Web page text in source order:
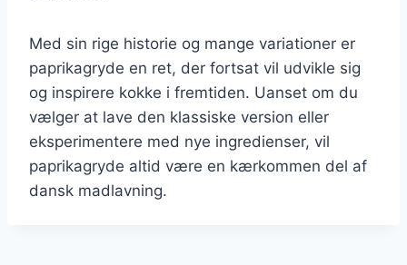
Med sin rige historie og mange variationer er
paprikagryde en ret, der fortsat vil udvikle sig
og inspirere kokke i fremtiden. Uanset om du
vælger at lave den klassiske version eller
eksperimentere med nye ingredienser, vil
paprikagryde altid være en kærkommen del af
dansk madlavning.